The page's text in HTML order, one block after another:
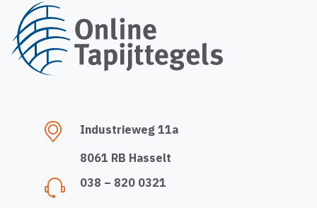
Industrieweg 11a
8061 RB Hasselt
038 – 820 0321